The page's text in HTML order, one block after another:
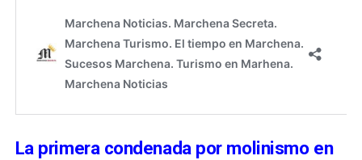
La primera condenada por molinismo en